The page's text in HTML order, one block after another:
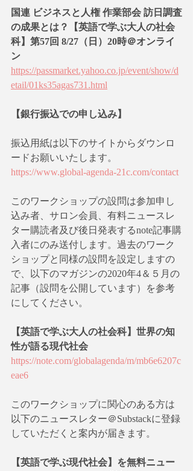
国連 ビジネスと人権 作業部会 訪日調査
の成果とは？【英語で学ぶ大人の社会
科】第57回 8/27（日）20時＠オンライ
ン
https://passmarket.yahoo.co.jp/event/show/d
etail/01ks35agas731.html
【銀行振込での申し込み】
振込用紙は以下のサイトからダウンロ
ードお願いいたします。
https://www.global-agenda-21c.com/contact
このワークショップの設問は参加申し
込み者、サロン会員、有料ニュースレ
ター購読者及び後日発表するnote記事購
入者にのみ送付します。過去のワーク
ショップと同様の設問を設定しますの
で、以下のマガジンの2020年4＆５月の
記事（設問を公開しています）を参考
にしてください。
【英語で学ぶ大人の社会科】世界の知
性が語る現代社会
https://note.com/globalagenda/m/mb6e6207c
eae6
このワークショップに関心のある方は
以下のニュースレター＠Substackに登録
していただくと案内が届きます。
【英語で学ぶ現代社会】を無料ニュー